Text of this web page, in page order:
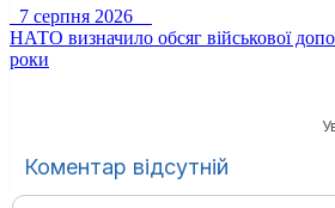
7 серпня 2026
НАТО визначило обсяг військової
роки